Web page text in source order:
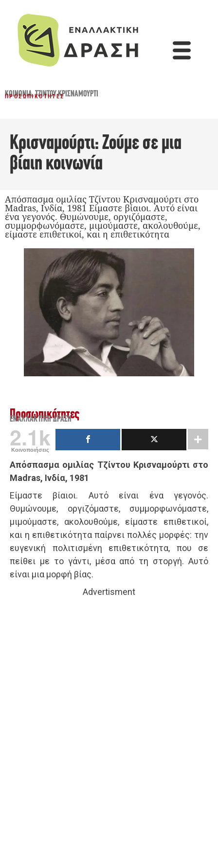
ΚΟΙΝΩΝΊΑ,ΤΖΊΝΤΟΥ ΚΡΙΣΝΑΜΟΎΡΤΙ
ΠΡΟΣΩΠΙΚΌΤΗΤΕΣ
Κρισναμούρτι: Ζούμε σε μια
βίαιη κοινωνία
Απόσπασμα ομιλίας Τζίντου Κρισναμούρτι στο
Madras, Ινδία, 1981 Είμαστε βίαιοι. Αυτό είναι
ένα γεγονός. Θυμώνουμε, οργιζόμαστε,
συμμορφωνόμαστε, μιμούμαστε, ακολουθούμε,
είμαστε επιθετικοί, και η επιθετικότητα
Προσωπικότητες
ΕΝΑΛΛΑΚΤΙΚΉ ΔΡΆΣΗ
2.1k
Κοινοποιήσεις
Απόσπασμα ομιλίας Τζίντου Κρισναμούρτι στο
Madras, Ινδία, 1981
Είμαστε βίαιοι. Αυτό είναι ένα γεγονός.
Θυμώνουμε, οργιζόμαστε, συμμορφωνόμαστε,
μιμούμαστε, ακολουθούμε, είμαστε επιθετικοί,
και η επιθετικότητα παίρνει πολλές μορφές: την
ευγενική πολιτισμένη επιθετικότητα, που σε
πείθει με το γάντι, μέσα από τη στοργή. Αυτό
είναι μια μορφή βίας.
Advertisment